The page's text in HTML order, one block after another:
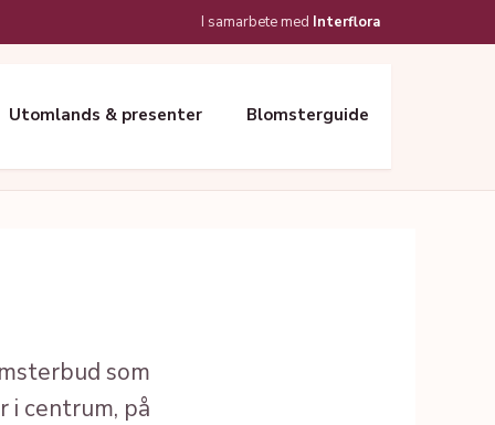
I samarbete med Interflora
Utomlands & presenter Blomsterguide
som
i centrum, på